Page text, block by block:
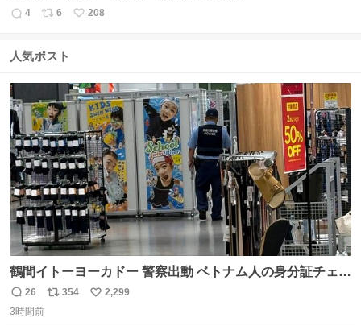
返
数
4
リ
ス
6
い
208
人気ポスト
鶴間イトーヨーカドー 警察出動 ベトナム人の身分証チェッ
クを開店前に実施、店内まで見張りにきてます。不法滞在
者は覚悟してお越しください。
返
信
26
リ
354
い
2,299
3時間前